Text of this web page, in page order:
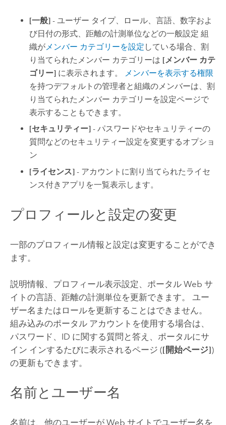
[一般] - ユーザー タイプ、ロール、言語、数字およ
び日付の形式、距離の計測単位などの一般設定 組
織が メンバー カテゴリーを設定 している場合、割
り当てられたメンバー カテゴリーは [メンバー カテ
ゴリー] に表示されます。
メンバーを表示する権限
を持つデフォルトの管理者と組織のメンバーは、割
り当てられたメンバー カテゴリーを設定ページで
表示することもできます。
[セキュリティー] - パスワードやセキュリティーの
質問などのセキュリティー設定を変更するオプショ
ン
[ライセンス] - アカウントに割り当てられたライセ
ンス付きアプリを一覧表示します。
プロフィールと設定の変更
一部のプロフィール情報と設定は変更することができ
ます。
説明情報、プロフィール表示設定、ポータル Web サ
イトの言語、距離の計測単位を更新できます。 ユー
ザー名またはロールを更新することはできません。
組み込みのポータル アカウントを使用する場合は、
パスワード、ID に関する質問と答え、ポータルにサ
イン インするたびに表示されるページ ([開始ページ])
の更新もできます。
名前とユーザー名
名前は、他のユーザーが Web サイトでユーザー名を